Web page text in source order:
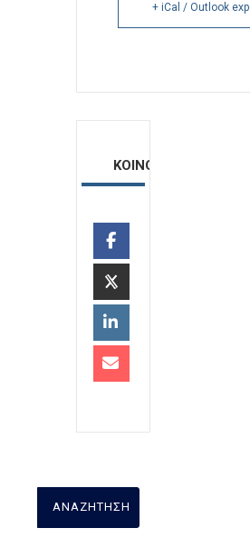
+ iCal / Outlook
ΚΟΙΝΟΠΟΙΗΣΗ